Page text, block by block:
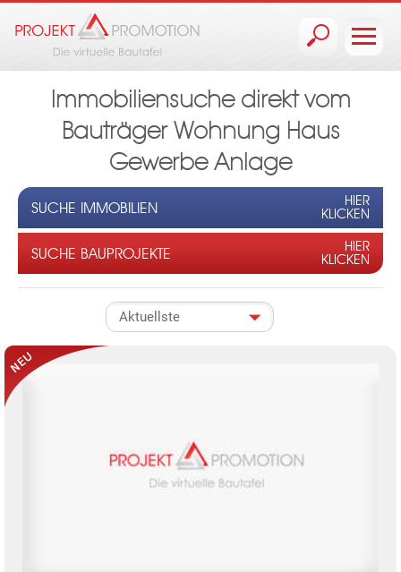
Immobiliensuche direkt vom
Bauträger Wohnung Haus
Gewerbe Anlage
SUCHE IMMOBILIEN
HIER
KLICKEN
SUCHE BAUPROJEKTE
HIER
KLICKEN